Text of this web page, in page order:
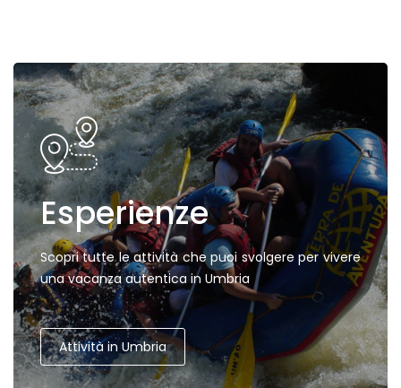
Esperienze
Scopri tutte le attività che puoi svolgere per vivere
una vacanza autentica in Umbria
Attività in Umbria